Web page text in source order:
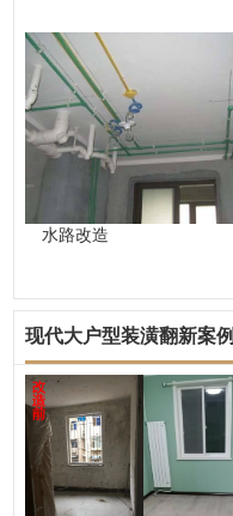
水路改造
现代大户型装潢翻新案例